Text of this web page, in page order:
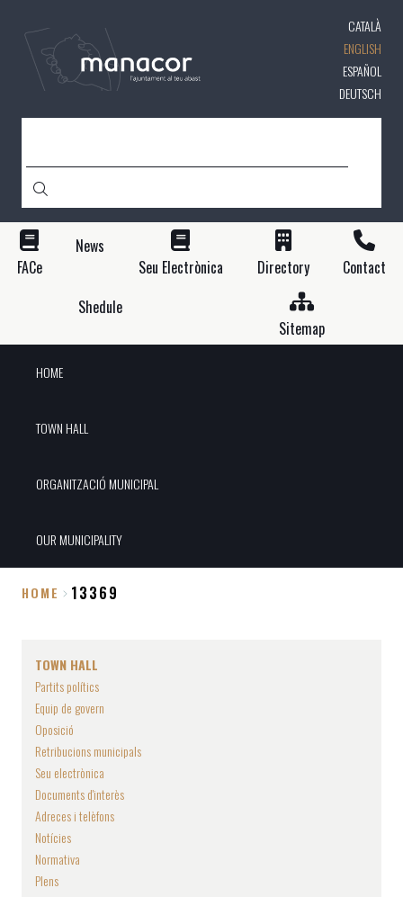
content
CATALÀ
ENGLISH
ESPAÑOL
DEUTSCH
FACe
News
Seu Electrònica
Directory
Contact
Shedule
Sitemap
HOME
TOWN HALL
ORGANITZACIÓ MUNICIPAL
OUR MUNICIPALITY
HOME 13369
TOWN HALL
Partits polítics
Equip de govern
Oposició
Retribucions municipals
Seu electrònica
Documents d'interès
Adreces i telèfons
Notícies
Normativa
Plens